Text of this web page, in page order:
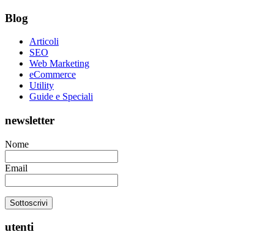
Blog
Articoli
SEO
Web Marketing
eCommerce
Utility
Guide e Speciali
newsletter
Nome
Email
utenti